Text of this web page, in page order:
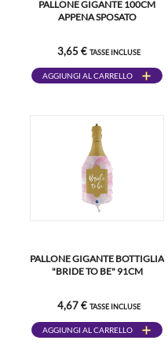
PALLONE GIGANTE 100CM
APPENA SPOSATO
3,65 € TASSE INCLUSE
AGGIUNGI AL CARRELLO
PALLONE GIGANTE BOTTIGLIA
"BRIDE TO BE" 91CM
4,67 € TASSE INCLUSE
AGGIUNGI AL CARRELLO